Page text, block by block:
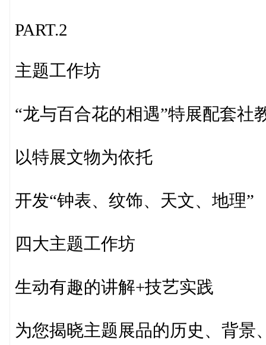
PART.2
主题工作坊
“龙与百合花的相遇”特展配套社
以特展文物为依托
开发“钟表、纹饰、天文、地理”
四大主题工作坊
生动有趣的讲解+技艺实践
为您揭晓主题展品的历史、背景